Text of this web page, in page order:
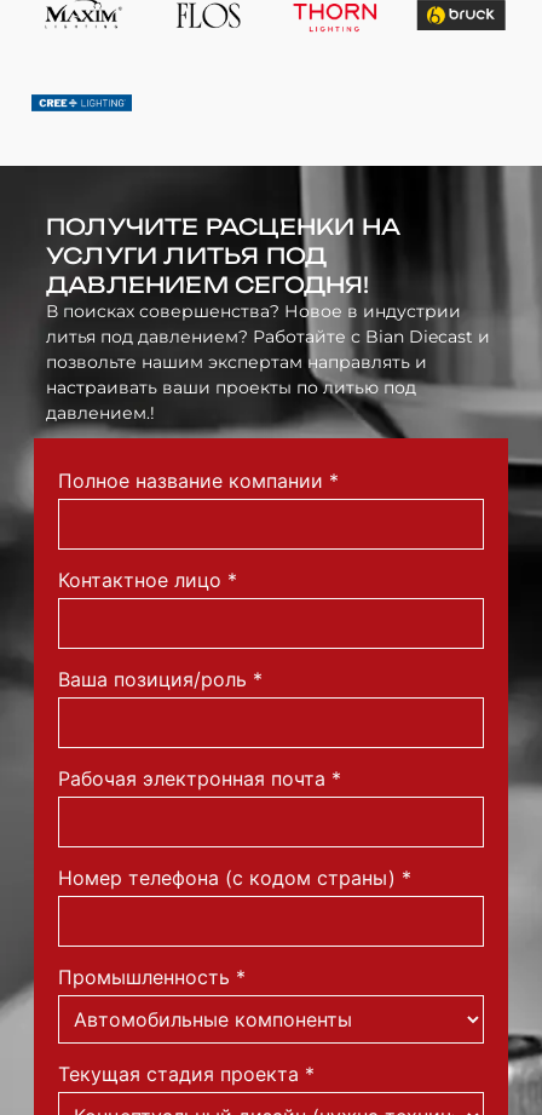
ПОЛУЧИТЕ РАСЦЕНКИ НА
УСЛУГИ ЛИТЬЯ ПОД
ДАВЛЕНИЕМ СЕГОДНЯ!
В поисках совершенства? Новое в индустрии
литья под давлением? Работайте с Bian Diecast и
позвольте нашим экспертам направлять и
настраивать ваши проекты по литью под
давлением.!
Полное название компании *
Контактное лицо *
Ваша позиция/роль *
Рабочая электронная почта *
Номер телефона (с кодом страны) *
Промышленность *
Текущая стадия проекта *